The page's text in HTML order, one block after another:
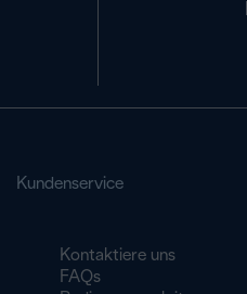
Kundenservice
Kontaktiere uns
FAQs